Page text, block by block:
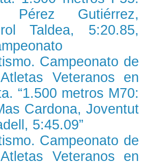
Gutiérrez,
Taldea, 5:20.85,
Campeonato de
Veteranos en
“1.500 metros M70:
Cardona, Joventut
5:45.09”
Campeonato de
Veteranos en